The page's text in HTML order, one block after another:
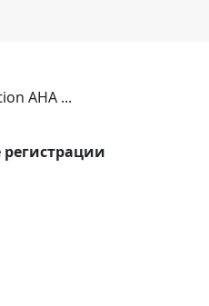
AHA ...
регистрации